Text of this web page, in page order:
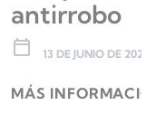
antirrobo
calendar_today 13 DE JUNIO DE 2025
MÁS